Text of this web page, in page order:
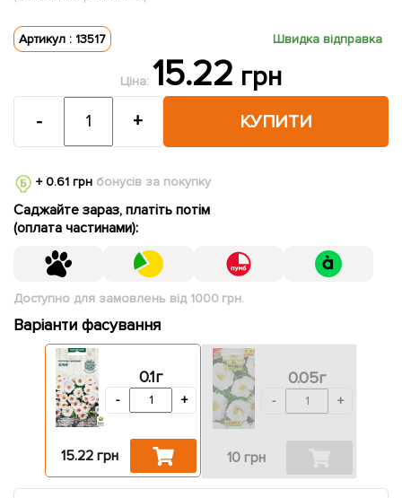
Артикул : 13517 Швидка відправка
Ціна: 15.22 грн
КУПИТИ
- +
+ 0.61 грнбонусів за покупку
Саджайте зараз, платіть потім
(оплата частинами):
Доступно для замовлень від 1000 грн.
Варіанти фасування
0.1г
- +
15.22 грн
0.05г
- +
10 грн